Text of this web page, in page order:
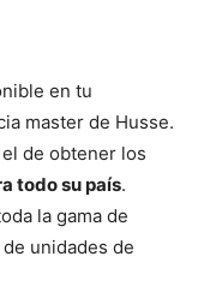
en tu
master de Husse.
de obtener los
todo su país.
la gama de
unidades de